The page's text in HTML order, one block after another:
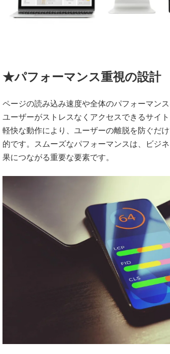
★パフォーマンス重視の設計
ページの読み込み速度や全体のパフォーマンス
ユーザーがストレスなくアクセスできるサイ
軽快な動作により、ユーザーの離脱を防ぐだ
的です。スムーズなパフォーマンスは、ビジ
果につながる重要な要素です。